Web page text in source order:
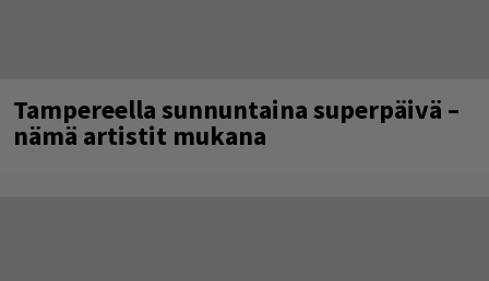
Tampereella sunnuntaina superpäivä –
nämä artistit mukana